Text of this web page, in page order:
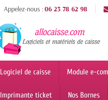
Appelez-nous :06 23 78 62 98
Logiciel de caisse Module e-
Imprimante ticket Nos Bornes